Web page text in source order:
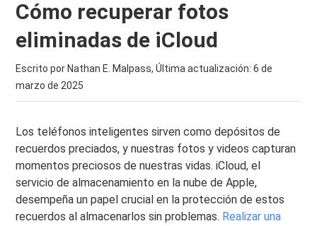
Cómo recuperar fotos
eliminadas de iCloud
Escrito por Nathan E. Malpass, Última actualización:6 de
marzo de 2025
Los teléfonos inteligentes sirven como depósitos de
recuerdos preciados, y nuestras fotos y videos capturan
momentos preciosos de nuestras vidas. iCloud, el
servicio de almacenamiento en la nube de Apple,
desempeña un papel crucial en la protección de estos
recuerdos al almacenarlos sin problemas. Realizar una